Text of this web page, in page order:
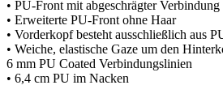
• PU-Front mit abgeschrägter Verbindung
• Erweiterte PU-Front ohne Haar
• Vorderkopf besteht ausschließlich aus
• Weiche, elastische Gaze um den
6 mm PU Coated Verbindungslinien
• 6,4 cm PU im Nacken